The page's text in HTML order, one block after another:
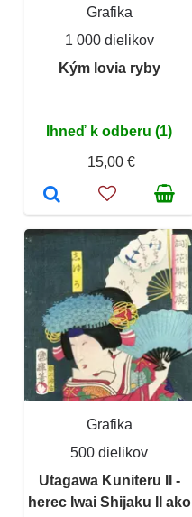
Grafika
1 000 dielikov
Kým lovia ryby
Ihneď k odberu (1)
15,00 €
Grafika
500 dielikov
Utagawa Kuniteru II -
herec Iwai Shijaku II ako